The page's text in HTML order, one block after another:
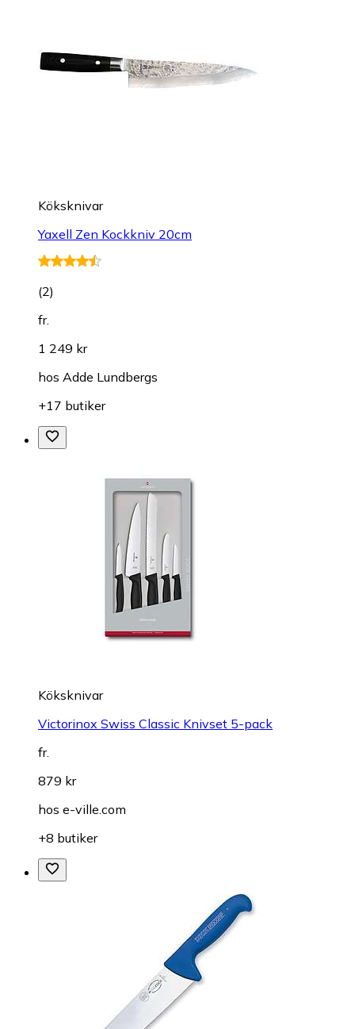
Köksknivar
Yaxell Zen Kockkniv 20cm
(2)
fr.
1 249 kr
hos Adde Lundbergs
+17 butiker
Köksknivar
Victorinox Swiss Classic Knivset 5-pack
fr.
879 kr
hos e-ville.com
+8 butiker